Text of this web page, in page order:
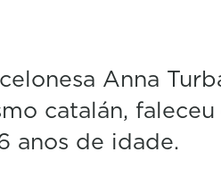
Anna
catalán, faleceu
anos de idade.